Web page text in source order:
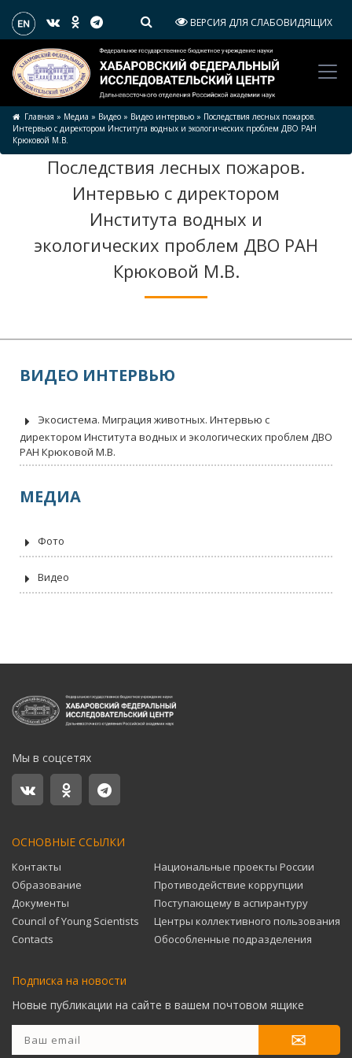
ВЕРСИЯ ДЛЯ СЛАБОВИДЯЩИХ
Главная » Медиа » Видео » Видео интервью » Последствия лесных пожаров.
Интервью с директором Института водных и экологических проблем ДВО РАН
Крюковой М.В.
Последствия лесных пожаров.
Интервью с директором
Института водных и
экологических проблем ДВО РАН
Крюковой М.В.
ВИДЕО ИНТЕРВЬЮ
Экосистема. Миграция животных. Интервью с
директором Института водных и экологических проблем ДВО
РАН Крюковой М.В.
МЕДИА
Фото
Видео
Мы в соцсетях
ОСНОВНЫЕ ССЫЛКИ
Контакты
Образование
Документы
Council of Young Scientists
Contacts
Национальные проекты России
Противодействие коррупции
Поступающему в аспирантуру
Центры коллективного пользования
Обособленные подразделения
Подписка на новости
Новые публикации на сайте в вашем почтовом ящике